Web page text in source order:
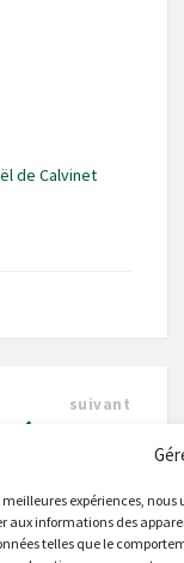
meilleures expériences,
aux informations des
telles que le
de Calvinet
suivant
le